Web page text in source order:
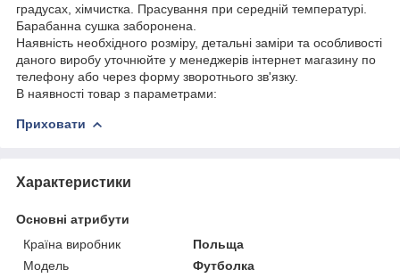
градусах, хімчистка. Прасування при середній температурі.
Барабанна сушка заборонена.
Наявність необхідного розміру, детальні заміри та особливості
даного виробу уточнюйте у менеджерів інтернет магазину по
телефону або через форму зворотнього зв'язку.
В наявності товар з параметрами:
Приховати
Характеристики
Основні атрибути
Країна виробник
Польща
Модель
Футболка